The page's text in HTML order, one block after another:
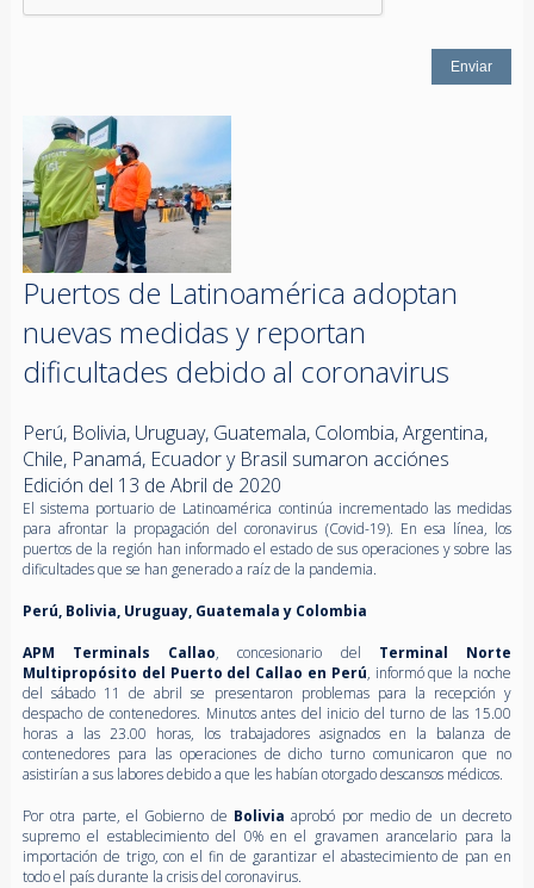
Puertos de Latinoamérica adoptan
nuevas medidas y reportan
dificultades debido al coronavirus
Perú, Bolivia, Uruguay, Guatemala, Colombia, Argentina,
Chile, Panamá, Ecuador y Brasil sumaron acciónes
Edición del 13 de Abril de 2020
El sistema portuario de Latinoamérica continúa incrementado las medidas
para afrontar la propagación del coronavirus (Covid-19). En esa línea, los
puertos de la región han informado el estado de sus operaciones y sobre las
dificultades que se han generado a raíz de la pandemia.
Perú, Bolivia, Uruguay, Guatemala y Colombia
APM Terminals Callao, concesionario del Terminal Norte
Multipropósito del Puerto del Callao en Perú, informó que la noche
del sábado 11 de abril se presentaron problemas para la recepción y
despacho de contenedores. Minutos antes del inicio del turno de las 15.00
horas a las 23.00 horas, los trabajadores asignados en la balanza de
contenedores para las operaciones de dicho turno comunicaron que no
asistirían a sus labores debido a que les habían otorgado descansos médicos.
Por otra parte, el Gobierno de Bolivia aprobó por medio de un decreto
supremo el establecimiento del 0% en el gravamen arancelario para la
importación de trigo, con el fin de garantizar el abastecimiento de pan en
todo el país durante la crisis del coronavirus.